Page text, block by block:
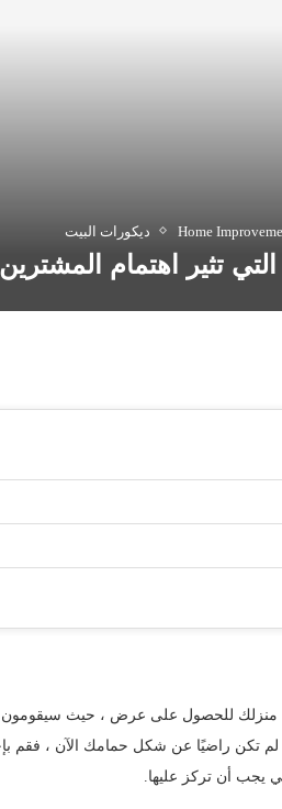
Home ديكورات البيت
تثير اهتمام المشترين
منزلك للحصول على عرض ، حيث
لم تكن راضيًا عن شكل حمامك الآن ، فقم
يجب أن تركز عليها.